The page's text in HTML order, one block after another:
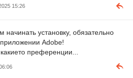
15:26
установку, обязательно
Adobe!
преференции...